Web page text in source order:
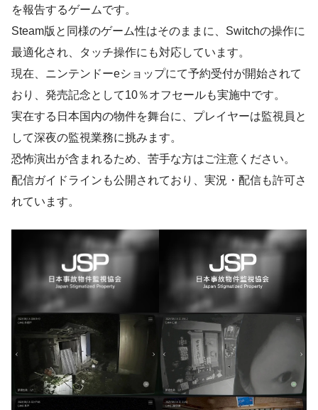
を報告するゲームです。
Steam版と同様のゲーム性はそのままに、Switchの操作に
最適化され、タッチ操作にも対応しています。
現在、ニンテンドーeショップにて予約受付が開始されて
おり、発売記念として10％オフセールも実施中です。
実在する日本国内の物件を舞台に、プレイヤーは監視員と
して深夜の監視業務に挑みます。
恐怖演出が含まれるため、苦手な方はご注意ください。
配信ガイドラインも公開されており、実況・配信も許可さ
れています。